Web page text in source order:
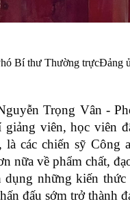
Bí thư Thường trựcĐảng
Trọng Vân -
giảng viên, học viên
các chiến sỹ Công
nữa về phẩm chất,
những kiến
đấu sớm trở thành